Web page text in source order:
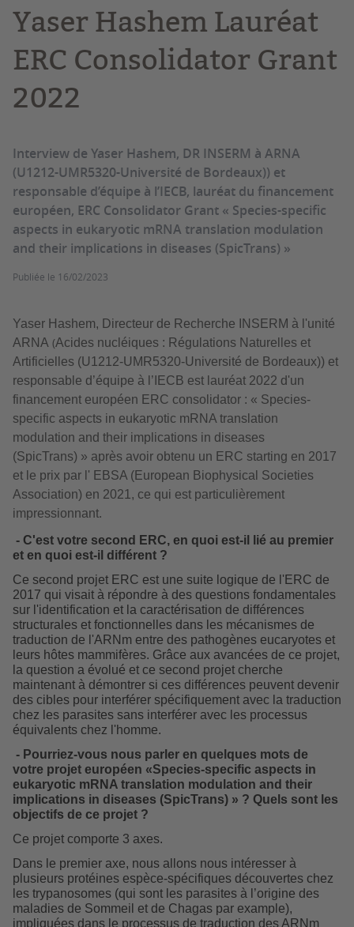
Yaser Hashem Lauréat
ERC Consolidator Grant
2022
Interview de Yaser Hashem, DR INSERM à ARNA
(U1212-UMR5320-Université de Bordeaux)) et
responsable d’équipe à l’IECB, lauréat du financement
européen, ERC Consolidator Grant « Species-specific
aspects in eukaryotic mRNA translation modulation
and their implications in diseases (SpicTrans) »
Publiée le 16/02/2023
Yaser Hashem, Directeur de Recherche INSERM à l'unité
ARNA (Acides nucléiques : Régulations Naturelles et
Artificielles (U1212-UMR5320-Université de Bordeaux)) et
responsable d’équipe à l’IECB est lauréat 2022 d'un
financement européen ERC consolidator : « Species-
specific aspects in eukaryotic mRNA translation
modulation and their implications in diseases
(SpicTrans) » après avoir obtenu un ERC starting en 2017
et le prix par l' EBSA (European Biophysical Societies
Association) en 2021, ce qui est particulièrement
impressionnant.
- C'est votre second ERC, en quoi est-il lié au premier
et en quoi est-il différent ?
Ce second projet ERC est une suite logique de l'ERC de
2017 qui visait à répondre à des questions fondamentales
sur l'identification et la caractérisation de différences
structurales et fonctionnelles dans les mécanismes de
traduction de l'ARNm entre des pathogènes eucaryotes et
leurs hôtes mammifères. Grâce aux avancées de ce projet,
la question a évolué et ce second projet cherche
maintenant à démontrer si ces différences peuvent devenir
des cibles pour interférer spécifiquement avec la traduction
chez les parasites sans interférer avec les processus
équivalents chez l'homme.
- Pourriez-vous nous parler en quelques mots de
votre projet européen «Species-specific aspects in
eukaryotic mRNA translation modulation and their
implications in diseases (SpicTrans) » ? Quels sont les
objectifs de ce projet ?
Ce projet comporte 3 axes.
Dans le premier axe, nous allons nous intéresser à
plusieurs protéines espèce-spécifiques découvertes chez
les trypanosomes (qui sont les parasites à l’origine des
maladies de Sommeil et de Chagas par example),
impliquées dans le processus de traduction des ARNm